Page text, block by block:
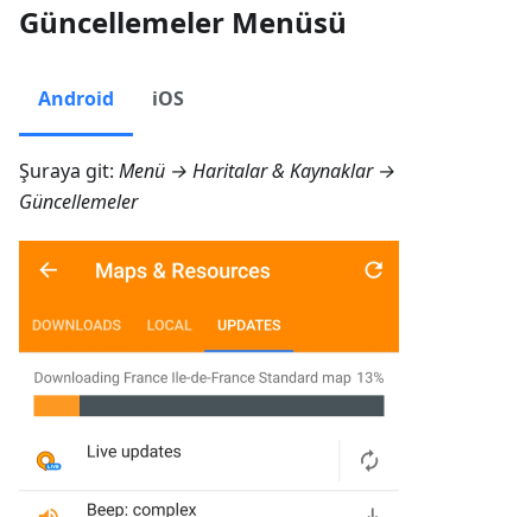
Güncellemeler Menüsü
Android iOS
Şuraya git: Menü → Haritalar & Kaynaklar →
Güncellemeler